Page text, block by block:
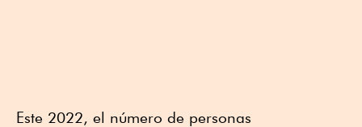
Este 2022, el número de personas